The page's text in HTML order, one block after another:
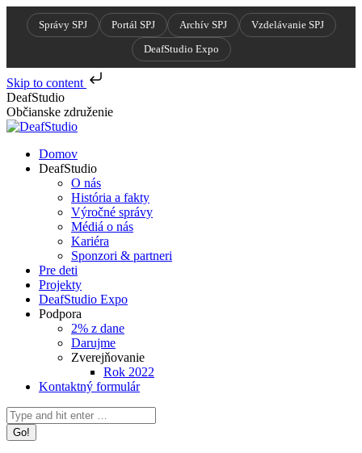
Správy SPJ Portál SPJ Archív SPJ
Vzdelávanie SPJ
DeafStudio Expo
Skip to content
Skip
to
content
DeafStudio
Občianske združenie
Domov
DeafStudio
O nás
História a fakty
Výročné správy
Médiá o nás
Kariéra
Sponzori & partneri
Pre deti
Projekty
DeafStudio Expo
Podpora
2% z dane
Darujme
Zverejňovanie
Rok 2022
Kontaktný formulár
Search: